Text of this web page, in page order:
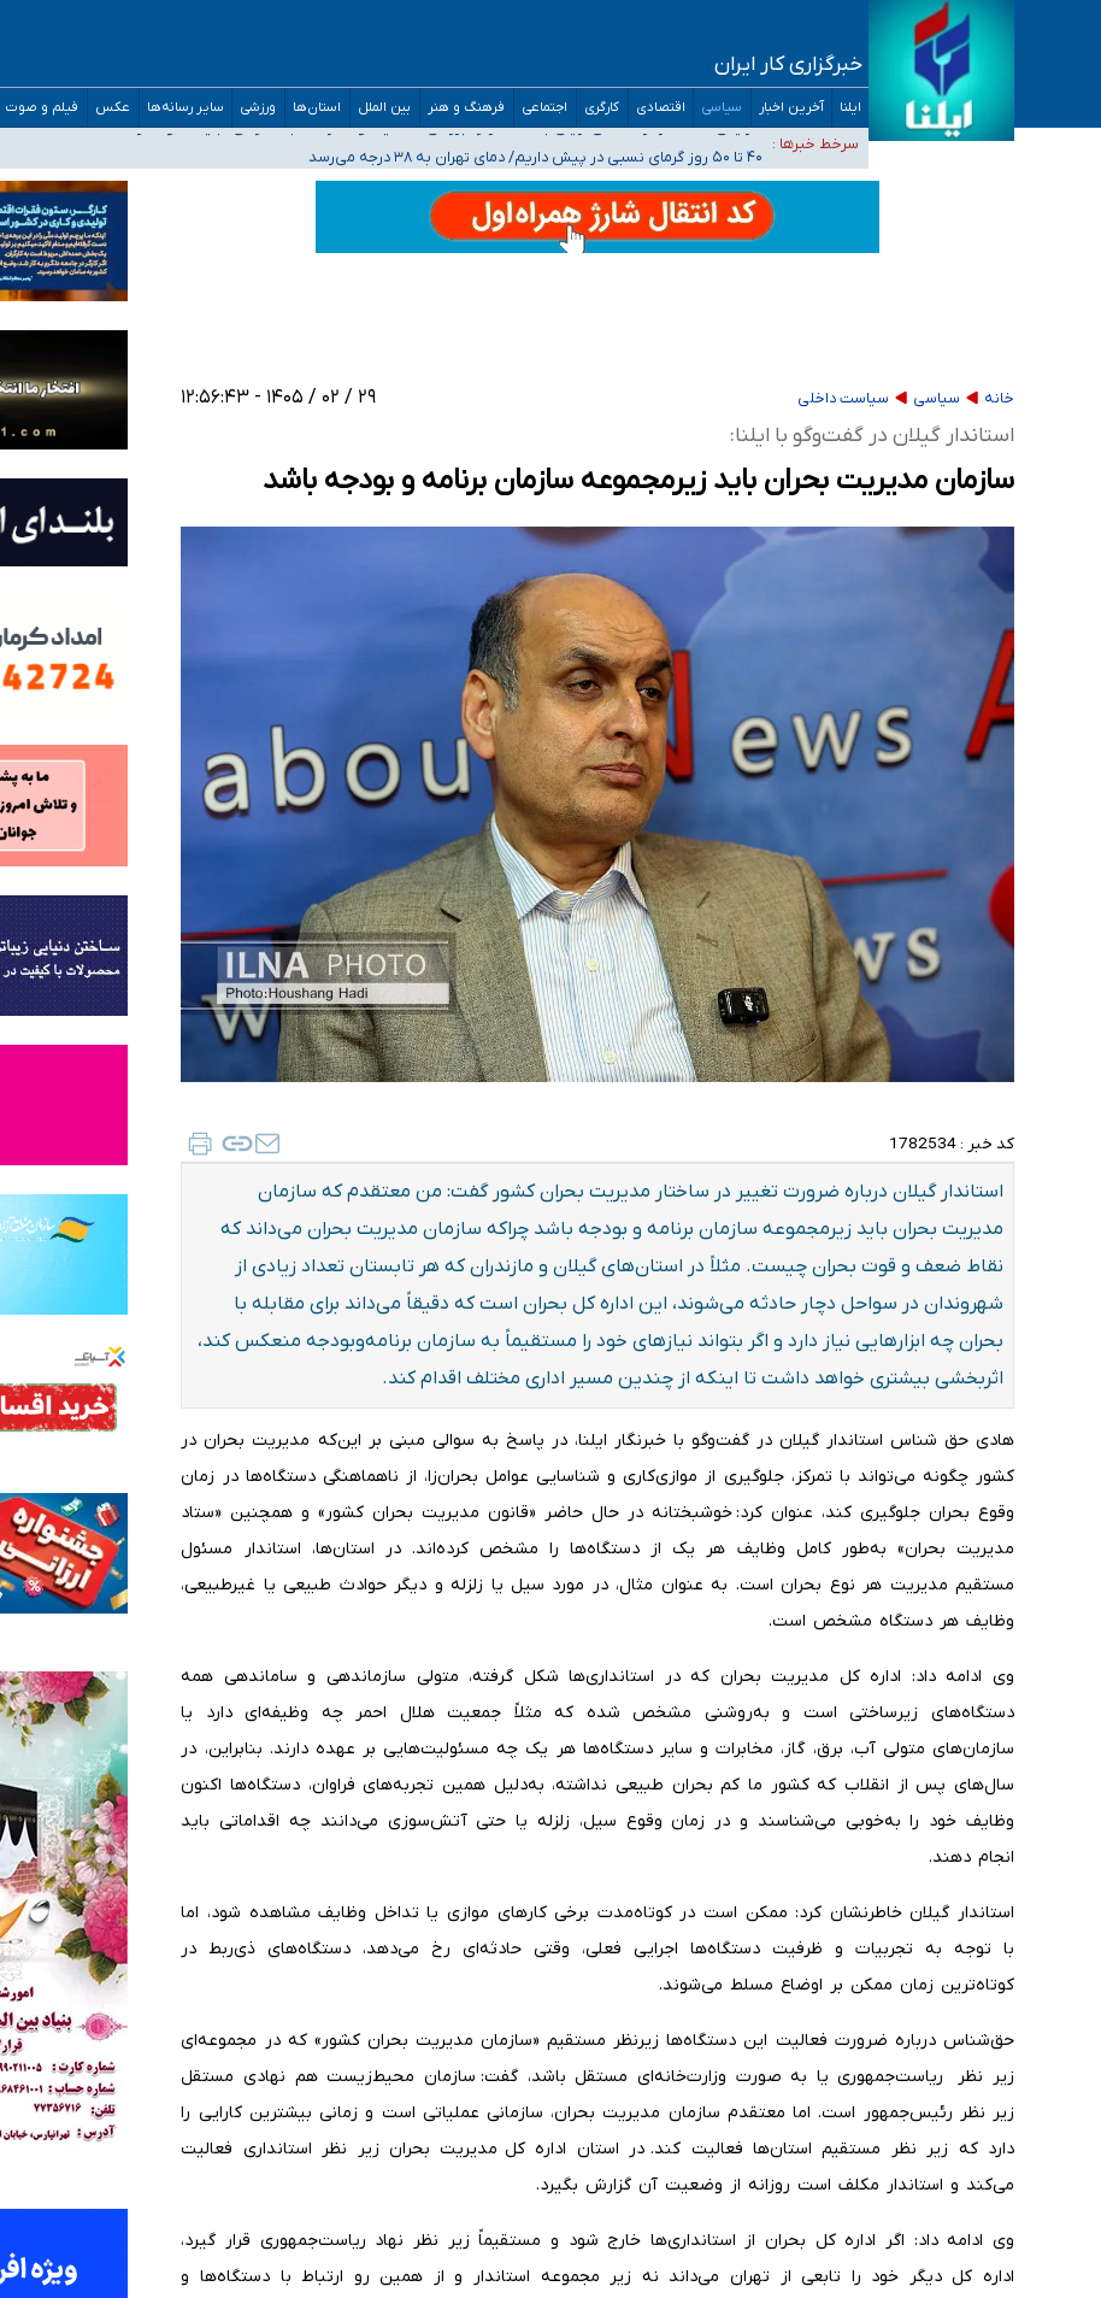
خبرگزاری کار ایران
ایلنا آخرین اخبار سیاسی اقتصادی کارگری اجتماعی فرهنگ و هنر بین الملل استان‌ها ورزشی سایر رسانه‌ها عکس فیلم و صوت
سرخط خبرها :
ضرورت آموزش حریم خصوصی در فضای آنلاین در مدارس/ هزینه‌های سنگین اجتماعی انتشار تصاویر خصوصی برای قربانیان/ سوءاستفاده
مجرمان از ترس رسوایی
افزایش تعداد مراکز همسان‌گزینی به ۲۳۰ مرکز/ بررسی صلاحیت و نظارت‌ها به سازمان تبلیغات واگذار شده است
۴۰ تا ۵۰ روز گرمای نسبی در پیش داریم/ دمای تهران به ۳۸ درجه می‌رسد
موضع وزارت بهداشت درباره ظرفیت پزشکی کنکور ۱۴۰۵: خواستار اصلاح ظرفیت‌ها هستیم، اما هنوز پاسخ مشخصی نگرفته‌ایم
تعویق آزمون ورودی دکترای تخصصی فرماندهی صحنه عملیات و دکترای تخصصی جغرافیای نظامی دافوس آجا
خانه سیاسی سیاست داخلی ۲۹ / ۰۲ / ۱۴۰۵ - ۱۲:۵۶:۴۳
استاندار گیلان در گفت‌وگو با ایلنا:
سازمان مدیریت بحران باید زیرمجموعه سازمان برنامه و بودجه باشد
کد خبر : 1782534
استاندار گیلان درباره ضرورت تغییر در ساختار مدیریت بحران کشور گفت: من معتقدم که سازمان
مدیریت بحران باید زیرمجموعه سازمان برنامه و بودجه باشد چراکه سازمان مدیریت بحران می‌داند که
نقاط ضعف و قوت بحران چیست. مثلاً در استان‌های گیلان و مازندران که هر تابستان تعداد زیادی از
شهروندان در سواحل دچار حادثه می‌شوند، این اداره کل بحران است که دقیقاً می‌داند برای مقابله با
بحران چه ابزارهایی نیاز دارد و اگر بتواند نیازهای خود را مستقیماً به سازمان برنامه‌وبودجه منعکس کند،
اثربخشی بیشتری خواهد داشت تا اینکه از چندین مسیر اداری مختلف اقدام کند.
هادی حق شناس استاندار گیلان در گفت‌وگو با خبرنگار ایلنا، در پاسخ به سوالی مبنی بر این‌که مدیریت بحران در
کشور چگونه می‌تواند با تمرکز، جلوگیری از موازی‌کاری و شناسایی عوامل بحران‌زا، از ناهماهنگی دستگاه‌ها در زمان
وقوع بحران جلوگیری کند، عنوان کرد: خوشبختانه در حال حاضر «قانون مدیریت بحران کشور» و همچنین «ستاد
مدیریت بحران» به‌طور کامل وظایف هر یک از دستگاه‌ها را مشخص کرده‌اند. در استان‌ها، استاندار مسئول
مستقیم مدیریت هر نوع بحران است. به عنوان مثال، در مورد سیل یا زلزله و دیگر حوادث طبیعی یا غیرطبیعی،
وظایف هر دستگاه مشخص است.
وی ادامه داد: اداره کل مدیریت بحران که در استانداری‌ها شکل گرفته، متولی سازماندهی و ساماندهی همه
دستگاه‌های زیرساختی است و به‌روشنی مشخص شده که مثلاً جمعیت هلال احمر چه وظیفه‌ای دارد یا
سازمان‌های متولی آب، برق، گاز، مخابرات و سایر دستگاه‌ها هر یک چه مسئولیت‌هایی بر عهده دارند. بنابراین، در
سال‌های پس از انقلاب که کشور ما کم بحران طبیعی نداشته، به‌دلیل همین تجربه‌های فراوان، دستگاه‌ها اکنون
وظایف خود را به‌خوبی می‌شناسند و در زمان وقوع سیل، زلزله یا حتی آتش‌سوزی می‌دانند چه اقداماتی باید
انجام دهند.
استاندار گیلان خاطرنشان کرد: ممکن است در کوتاه‌مدت برخی کارهای موازی یا تداخل وظایف مشاهده شود، اما
با توجه به تجربیات و ظرفیت دستگاه‌ها اجرایی فعلی، وقتی حادثه‌ای رخ می‌دهد، دستگاه‌های ذی‌ربط در
کوتاه‌ترین زمان ممکن بر اوضاع مسلط می‌شوند.
حق‌شناس درباره ضرورت فعالیت این دستگاه‌ها زیرنظر مستقیم «سازمان مدیریت بحران کشور» که در مجموعه‌ای
زیر نظر ریاست‌جمهوری یا به صورت وزارت‌خانه‌ای مستقل باشد، گفت: سازمان محیط‌زیست هم نهادی مستقل
زیر نظر رئیس‌جمهور است. اما معتقدم سازمان مدیریت بحران، سازمانی عملیاتی است و زمانی بیشترین کارایی را
دارد که زیر نظر مستقیم استان‌ها فعالیت کند. در استان اداره کل مدیریت بحران زیر نظر استانداری فعالیت
می‌کند و استاندار مکلف است روزانه از وضعیت آن گزارش بگیرد.
وی ادامه داد: اگر اداره کل بحران از استانداری‌ها خارج شود و مستقیماً زیر نظر نهاد ریاست‌جمهوری قرار گیرد،
اداره کل دیگر خود را تابعی از تهران می‌داند نه زیر مجموعه استاندار و از همین رو ارتباط با دستگاه‌ها و